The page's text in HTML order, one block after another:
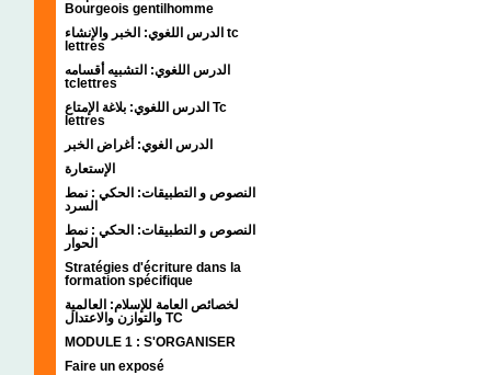
Bourgeois gentilhomme
الدرس اللغوي: الخبر والإنشاء tc
lettres
الدرس اللغوي: التشبيه أقسامه
tclettres
الدرس اللغوي: بلاغة الإمتاع Tc
lettres
الدرس الغوي: أغراض الخبر
الإستعارة
النصوص و التطبيقات: الحكي : نمط
السرد
النصوص و التطبيقات: الحكي : نمط
الحوار
Stratégies d'écriture dans la
formation spécifique
لخصائص العامة للإسلام: العالمية
والتوازن والاعتدال TC
MODULE 1 : S'ORGANISER
Faire un exposé